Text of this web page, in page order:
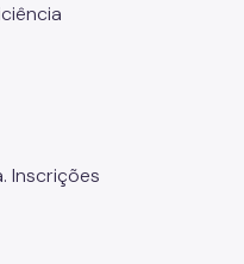
Inscrições